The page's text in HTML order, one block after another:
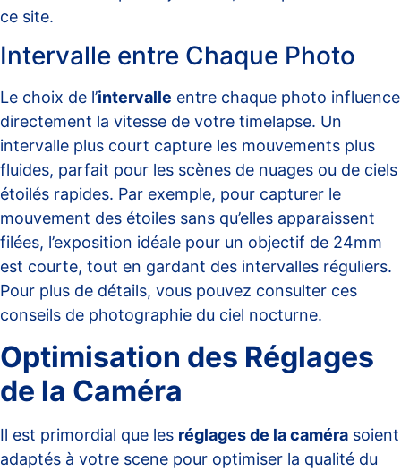
ce site.
Intervalle entre Chaque Photo
Le choix de l’intervalle entre chaque photo influence
directement la vitesse de votre timelapse. Un
intervalle plus court capture les mouvements plus
fluides, parfait pour les scènes de nuages ou de ciels
étoilés rapides. Par exemple, pour capturer le
mouvement des étoiles sans qu’elles apparaissent
filées, l’exposition idéale pour un objectif de 24mm
est courte, tout en gardant des intervalles réguliers.
Pour plus de détails, vous pouvez consulter ces
conseils de photographie du ciel nocturne.
Optimisation des Réglages
de la Caméra
Il est primordial que les réglages de la caméra soient
adaptés à votre scene pour optimiser la qualité du